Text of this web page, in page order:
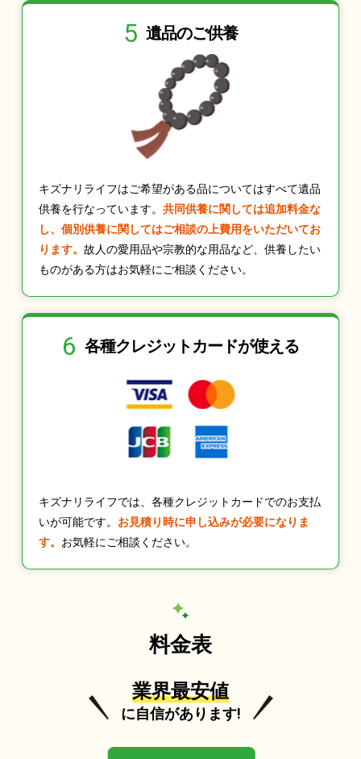
5 遺品のご供養
キズナリライフはご希望がある品についてはすべて遺品
供養を行なっています。 共同供養に関しては追加料金な
し、個別供養に関してはご相談の上費用をいただいてお
ります。 故人の愛用品や宗教的な用品など、供養したい
ものがある方はお気軽にご相談ください。
6 各種クレジットカードが使える
キズナリライフでは、各種クレジットカードでのお支払
いが可能です。 お見積り時に申し込みが必要になりま
す。 お気軽にご相談ください。
料金表
業界最安値
に自信があります!